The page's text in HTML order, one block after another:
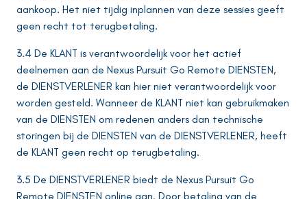
aankoop. Het niet tijdig inplannen van deze sessies geeft
geen recht tot terugbetaling.
3.4 De KLANT is verantwoordelijk voor het actief
deelnemen aan de Nexus Pursuit Go Remote DIENSTEN,
de DIENSTVERLENER kan hier niet verantwoordelijk voor
worden gesteld. Wanneer de KLANT niet kan gebruikmaken
van de DIENSTEN om redenen anders dan technische
storingen bij de DIENSTEN van de DIENSTVERLENER, heeft
de KLANT geen recht op terugbetaling.
3.5 De DIENSTVERLENER biedt de Nexus Pursuit Go
Remote DIENSTEN online aan. Door betaling van de